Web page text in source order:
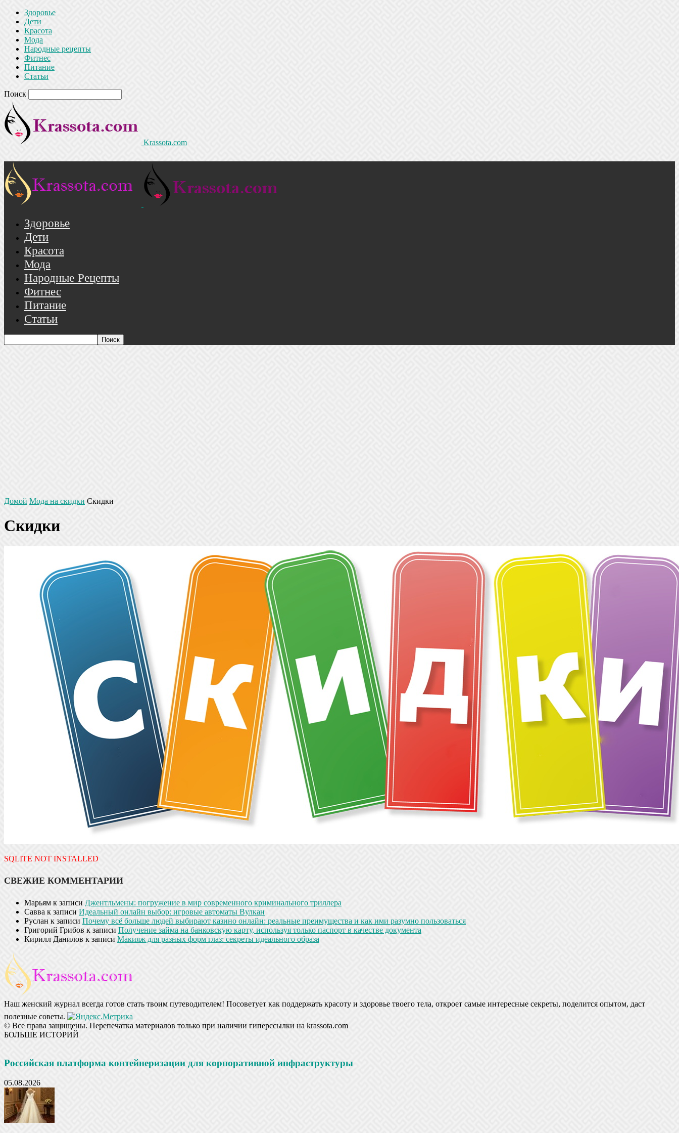
Здоровье
Дети
Красота
Мода
Народные рецепты
Фитнес
Питание
Статьи
Поиск
Krassota.com
Здоровье
Дети
Красота
Мода
Народные Рецепты
Фитнес
Питание
Статьи
Домой Мода на скидки Скидки
Скидки
SQLITE NOT INSTALLED
СВЕЖИЕ КОММЕНТАРИИ
Марьям к записи Джентльмены: погружение в мир современного криминального триллера
Савва к записи Идеальный онлайн выбор: игровые автоматы Вулкан
Руслан к записи Почему всё больше людей выбирают казино онлайн: реальные преимущества и как ими разумно пользоваться
Григорий Грибов к записи Получение займа на банковскую карту, используя только паспорт в качестве документа
Кирилл Данилов к записи Макияж для разных форм глаз: секреты идеального образа
Наш женский журнал всегда готов стать твоим путеводителем! Посоветует как поддержать красоту и здоровье твоего тела, откроет самые интересные секреты, поделится опытом, даст
полезные советы.
© Все права защищены. Перепечатка материалов только при наличии гиперссылки на krassota.com
БОЛЬШЕ ИСТОРИЙ
Российская платформа контейнеризации для корпоративной инфраструктуры
05.08.2026